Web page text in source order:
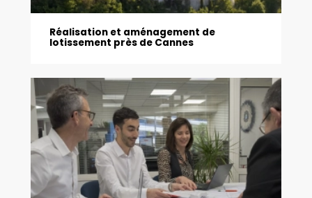
Réalisation et aménagement de
lotissement près de Cannes